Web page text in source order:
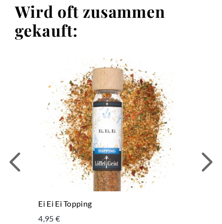
Wird oft zusammen
gekauft:
Ei Ei Ei Topping
4,95 €